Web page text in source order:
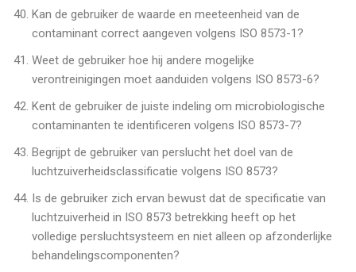
Kan de gebruiker de waarde en meeteenheid van de
contaminant correct aangeven volgens ISO 8573-1?
Weet de gebruiker hoe hij andere mogelijke
verontreinigingen moet aanduiden volgens ISO 8573-6?
Kent de gebruiker de juiste indeling om microbiologische
contaminanten te identificeren volgens ISO 8573-7?
Begrijpt de gebruiker van perslucht het doel van de
luchtzuiverheidsclassificatie volgens ISO 8573?
Is de gebruiker zich ervan bewust dat de specificatie van
luchtzuiverheid in ISO 8573 betrekking heeft op het
volledige persluchtsysteem en niet alleen op afzonderlijke
behandelingscomponenten?